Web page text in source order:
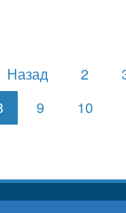
Назад 2
9 10